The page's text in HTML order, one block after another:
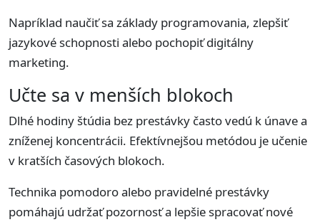
Napríklad naučiť sa základy programovania, zlepšiť
jazykové schopnosti alebo pochopiť digitálny
marketing.
Učte sa v menších blokoch
Dlhé hodiny štúdia bez prestávky často vedú k únave a
zníženej koncentrácii. Efektívnejšou metódou je učenie
v kratších časových blokoch.
Technika pomodoro alebo pravidelné prestávky
pomáhajú udržať pozornosť a lepšie spracovať nové